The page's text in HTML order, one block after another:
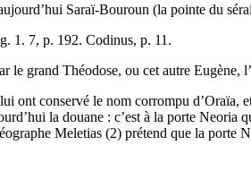
Saraï-Bouroun (la pointe du
1. 7, p. 192. Codinus, p. 11.
grand Théodose, ou cet autre Eugène,
ont conservé le nom corrompu
la douane : c’est à la porte
Meletias (2) prétend que la